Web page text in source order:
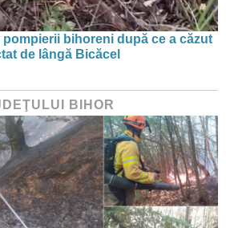
bihoreni după ce a căzut
de lângă Bicăcel
BIHOR